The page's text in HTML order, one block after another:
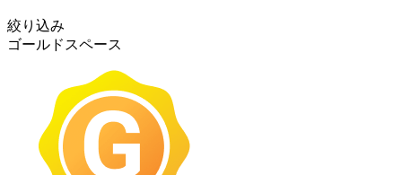
絞り込み
ゴールドスペース